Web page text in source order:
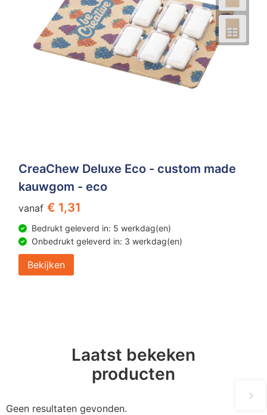
CreaChew Deluxe Eco - custom made
kauwgom - eco
vanaf € 1,31
Bedrukt geleverd in: 5 werkdag(en)
Onbedrukt geleverd in: 3 werkdag(en)
Bekijken
Laatst bekeken
producten
Geen resultaten gevonden.